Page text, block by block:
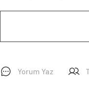
Yorum Yaz